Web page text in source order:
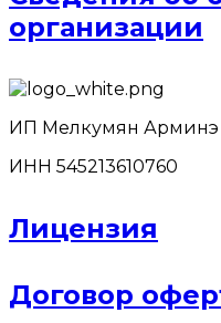
организации
ИП Мелкумян Арминэ
ИНН 545213610760
Лицензия
Договор